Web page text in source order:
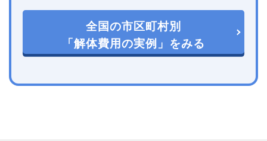
全国の市区町村別
「解体費用の実例」をみる